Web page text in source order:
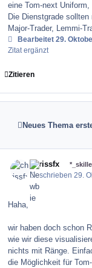
eine Tom-next
Die Dienstgrade
Major-Trader, Lemmi-
Bearbeitet29.
Zitat ergänzt
Zitieren
Neues Thema
chrissfx
Geschrieben29.
Haha,
wir haben doch schon
wie wir diese
nichts mit Ränge.
die Möglichkeit für